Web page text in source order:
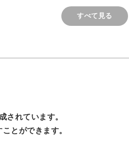
説していきます。
ルの重ね方
洒落に仕上げるテクニックを
すべて見る
されています。
とができます。